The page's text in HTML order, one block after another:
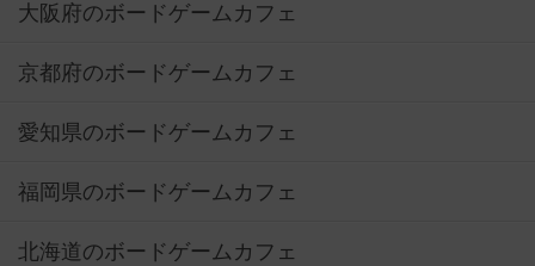
大阪府のボードゲームカフェ
京都府のボードゲームカフェ
愛知県のボードゲームカフェ
福岡県のボードゲームカフェ
北海道のボードゲームカフェ